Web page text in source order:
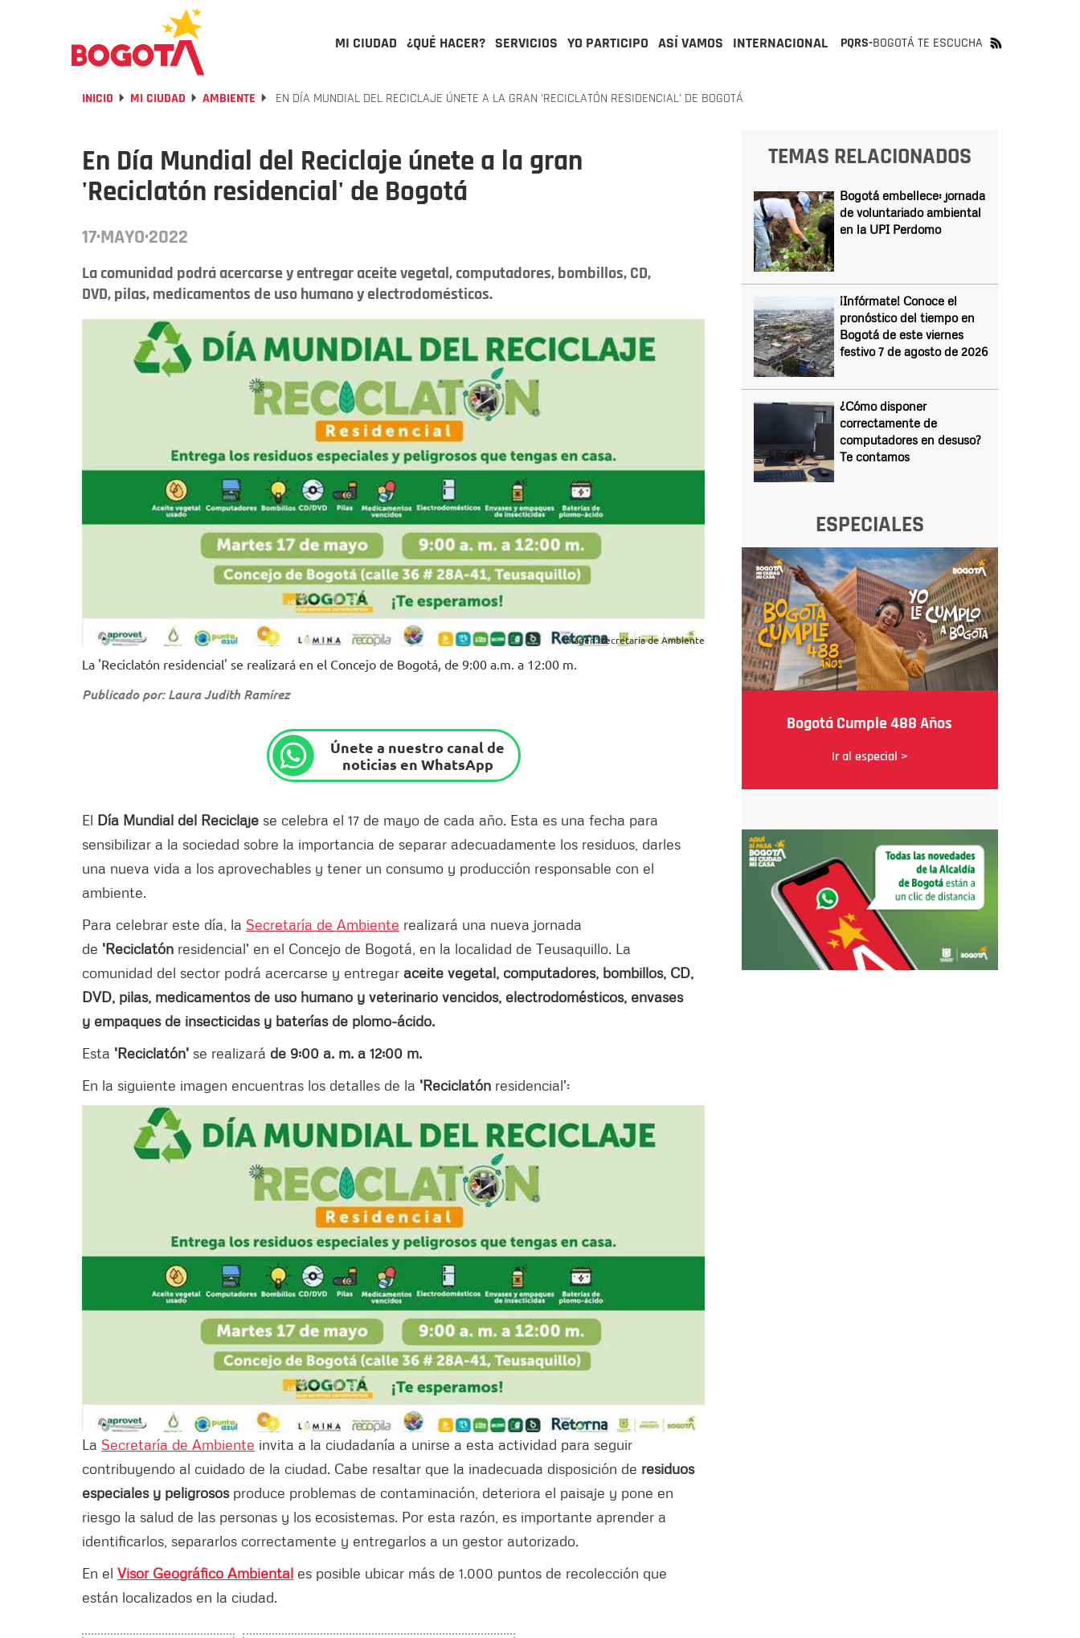
MI CIUDAD ¿QUÉ HACER? SERVICIOS YO PARTICIPO ASÍ VAMOS INTERNACIONAL PQRS-BOGOTÁ TE ESCUCHA
INICIO MI CIUDAD AMBIENTE EN DÍA MUNDIAL DEL RECICLAJE ÚNETE A LA GRAN 'RECICLATÓN RESIDENCIAL' DE BOGOTÁ
En Día Mundial del Reciclaje únete a la gran
'Reciclatón residencial' de Bogotá
17·MAYO·2022
La comunidad podrá acercarse y entregar aceite vegetal, computadores, bombillos, CD,
DVD, pilas, medicamentos de uso humano y electrodomésticos.
Imagen: Secretaría de Ambiente
La 'Reciclatón residencial' se realizará en el Concejo de Bogotá, de 9:00 a.m. a 12:00 m.
Publicado por: Laura Judith Ramírez
Únete a nuestro canal de
noticias en WhatsApp
El Día Mundial del Reciclaje se celebra el 17 de mayo de cada año. Esta es una fecha para
sensibilizar a la sociedad sobre la importancia de separar adecuadamente los residuos, darles
una nueva vida a los aprovechables y tener un consumo y producción responsable con el
ambiente.
Para celebrar este día, la Secretaría de Ambiente realizará una nueva jornada
de 'Reciclatón residencial' en el Concejo de Bogotá, en la localidad de Teusaquillo. La
comunidad del sector podrá acercarse y entregar aceite vegetal, computadores, bombillos, CD,
DVD, pilas, medicamentos de uso humano y veterinario vencidos, electrodomésticos, envases
y empaques de insecticidas y baterías de plomo-ácido.
Esta 'Reciclatón' se realizará de 9:00 a. m. a 12:00 m.
En la siguiente imagen encuentras los detalles de la 'Reciclatón residencial':
La Secretaría de Ambiente invita a la ciudadanía a unirse a esta actividad para seguir
contribuyendo al cuidado de la ciudad. Cabe resaltar que la inadecuada disposición de residuos
especiales y peligrososproduce problemas de contaminación, deteriora el paisaje y pone en
riesgo la salud de las personas y los ecosistemas. Por esta razón, es importante aprender a
identificarlos, separarlos correctamente y entregarlos a un gestor autorizado.
En el Visor Geográfico Ambiental es posible ubicar más de 1.000 puntos de recolección que
están localizados en la ciudad.
TEMAS RELACIONADOS
Bogotá embellece: jornada
de voluntariado ambiental
en la UPI Perdomo
¡Infórmate! Conoce el
pronóstico del tiempo en
Bogotá de este viernes
festivo 7 de agosto de 2026
¿Cómo disponer
correctamente de
computadores en desuso?
Te contamos
ESPECIALES
Bogotá Cumple 488 Años
Ir al especial >